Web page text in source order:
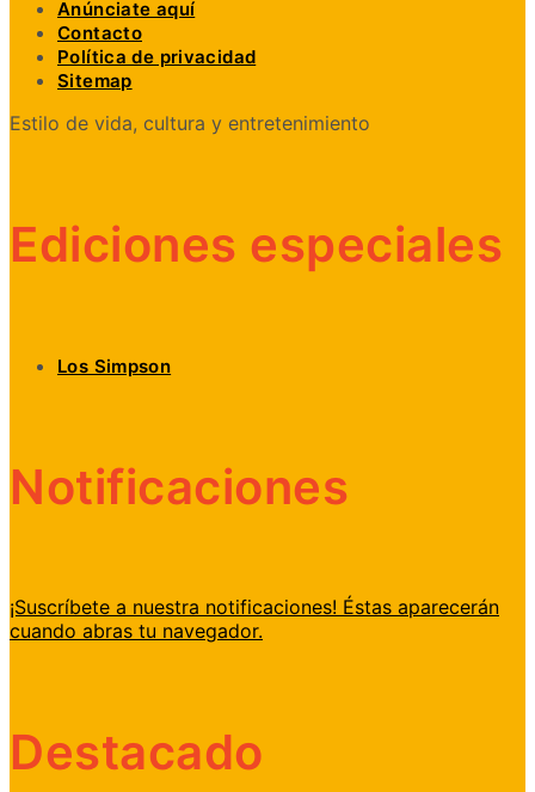
Anúnciate aquí
Contacto
Política de privacidad
Sitemap
Estilo de vida, cultura y entretenimiento
Ediciones especiales
Los Simpson
Notificaciones
¡Suscríbete a nuestra notificaciones! Éstas aparecerán
cuando abras tu navegador.
Destacado